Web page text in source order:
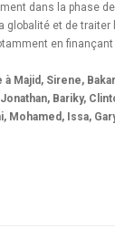
dans la phase
globalité et de traiter
en finançant
Majid, Sirene,
Bariky,
Mohamed, Issa,